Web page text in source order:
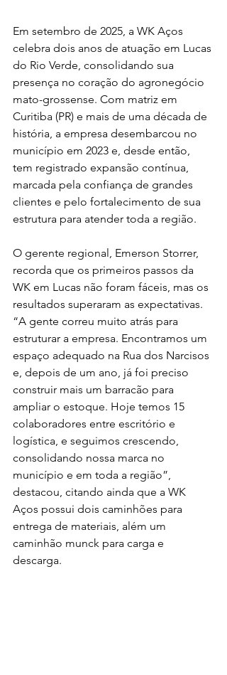
Em setembro de 2025, a WK Aços
celebra dois anos de atuação em Lucas
do Rio Verde, consolidando sua
presença no coração do agronegócio
mato-grossense. Com matriz em
Curitiba (PR) e mais de uma década de
história, a empresa desembarcou no
município em 2023 e, desde então,
tem registrado expansão contínua,
marcada pela confiança de grandes
clientes e pelo fortalecimento de sua
estrutura para atender toda a região.
O gerente regional, Emerson Storrer,
recorda que os primeiros passos da
WK em Lucas não foram fáceis, mas os
resultados superaram as expectativas.
“A gente correu muito atrás para
estruturar a empresa. Encontramos um
espaço adequado na Rua dos Narcisos
e, depois de um ano, já foi preciso
construir mais um barracão para
ampliar o estoque. Hoje temos 15
colaboradores entre escritório e
logística, e seguimos crescendo,
consolidando nossa marca no
município e em toda a região”,
destacou, citando ainda que a WK
Aços possui dois caminhões para
entrega de materiais, além um
caminhão munck para carga e
descarga.